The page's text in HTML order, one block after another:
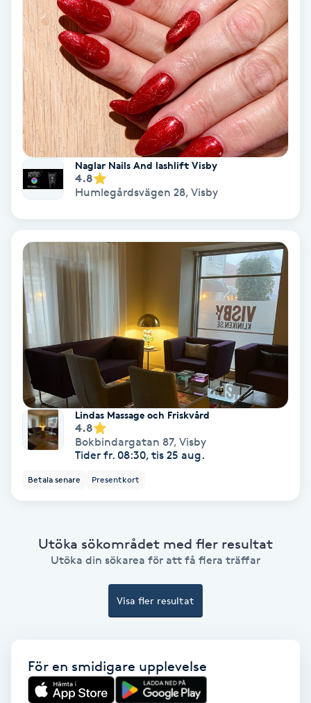
Color correction
Cryoterapi
Damklippning
Dermapen
Diamantslipning
Extensions
Extensions borttagning
Eyeliner-tatuering
Face framing
Faceliftmassage
Fet hårbotten
Fibromassage
Fotsvamp
Naglar Nails And lashlift Visby
4.8
Humlegårdsvägen 28, Visby
Lindas Massage och Friskvård
4.8
Bokbindargatan 87, Visby
Tider fr. 08:30, tis 25 aug.
Betala senare Presentkort
Utöka sökområdet med fler resultat
Utöka din sökarea för att få flera träffar
Visa fler resultat
För en smidigare upplevelse